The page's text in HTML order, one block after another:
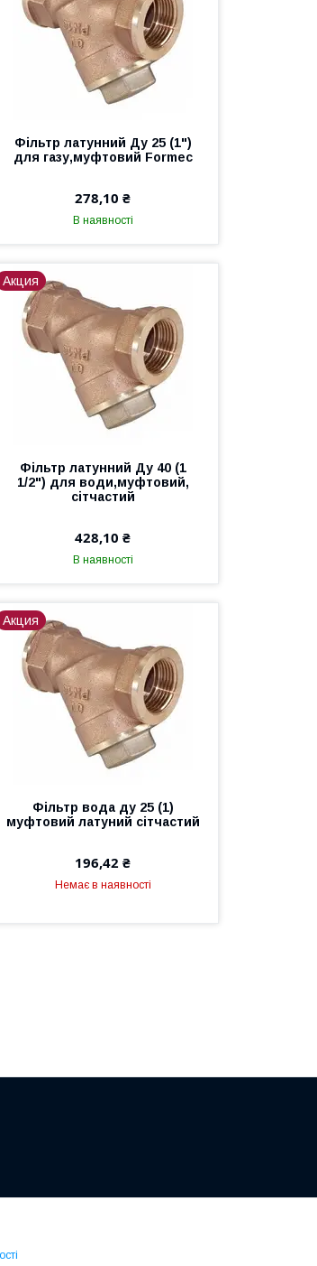
Фільтр латунний Ду 25 (1")
для газу,муфтовий Formec
278,10 ₴
В наявності
Акция
Фільтр латунний Ду 40 (1
1/2") для води,муфтовий,
сітчастий
428,10 ₴
В наявності
Акция
Фільтр вода ду 25 (1)
муфтовий латуний сітчастий
196,42 ₴
Немає в наявності